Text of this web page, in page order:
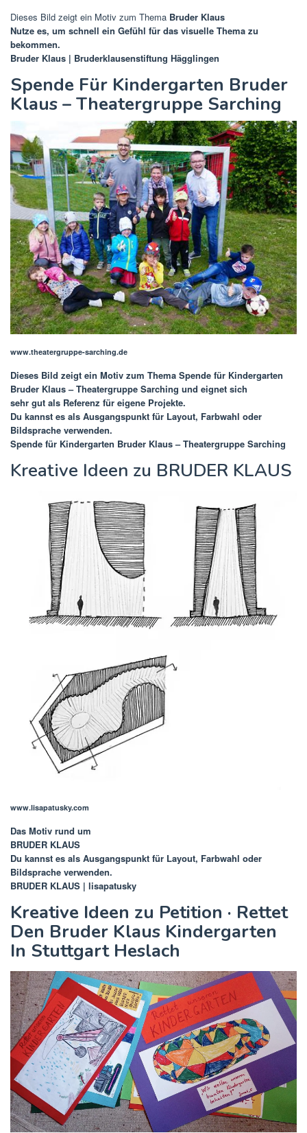
Dieses Bild zeigt ein Motiv zum Thema Bruder Klaus
Nutze es, um schnell ein Gefühl für das visuelle Thema zu
bekommen.
Bruder Klaus | Bruderklausenstiftung Hägglingen
Spende Für Kindergarten Bruder
Klaus – Theatergruppe Sarching
www.theatergruppe-sarching.de
Dieses Bild zeigt ein Motiv zum Thema Spende für Kindergarten
Bruder Klaus – Theatergruppe Sarching und eignet sich
sehr gut als Referenz für eigene Projekte.
Du kannst es als Ausgangspunkt für Layout, Farbwahl oder
Bildsprache verwenden.
Spende für Kindergarten Bruder Klaus – Theatergruppe Sarching
Kreative Ideen zu BRUDER KLAUS
www.lisapatusky.com
Das Motiv rund um
BRUDER KLAUS
Du kannst es als Ausgangspunkt für Layout, Farbwahl oder
Bildsprache verwenden.
BRUDER KLAUS | lisapatusky
Kreative Ideen zu Petition · Rettet
Den Bruder Klaus Kindergarten
In Stuttgart Heslach